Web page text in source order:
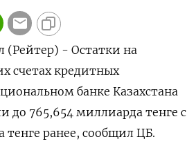
- Остатки на
счетах кредитных
банке Казахстана
до 765,654 миллиарда тенге с
тенге ранее, сообщил ЦБ.